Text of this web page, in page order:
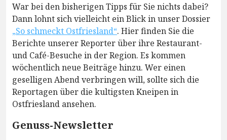
War bei den bisherigen Tipps für Sie nichts dabei?
Dann lohnt sich vielleicht ein Blick in unser Dossier
„So schmeckt Ostfriesland“. Hier finden Sie die
Berichte unserer Reporter über ihre Restaurant-
und Café-Besuche in der Region. Es kommen
wöchentlich neue Beiträge hinzu. Wer einen
geselligen Abend verbringen will, sollte sich die
Reportagen über die kultigsten Kneipen in
Ostfriesland ansehen.
Genuss-Newsletter